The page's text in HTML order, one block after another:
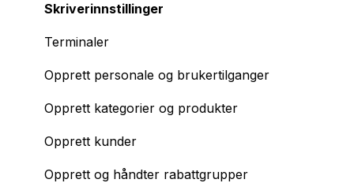
Skriverinnstillinger
Terminaler
Opprett personale og brukertilganger
Opprett kategorier og produkter
Opprett kunder
Opprett og håndter rabattgrupper